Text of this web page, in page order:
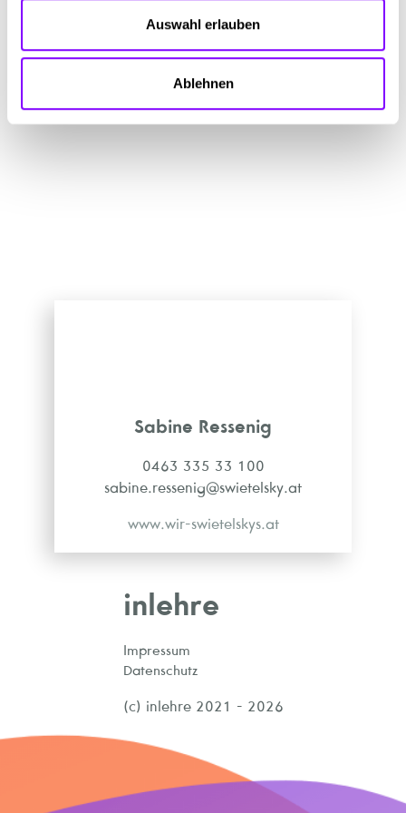
Auswahl erlauben
Ablehnen
Dein persönlicher Ansprechpartner bei Swietelsky AG ist Sabine
Sabine Ressenig
0463 335 33 100
sabine.ressenig@swietelsky.at
www.wir-swietelskys.at
inlehre
Impressum
Datenschutz
(c) inlehre 2021 - 2026